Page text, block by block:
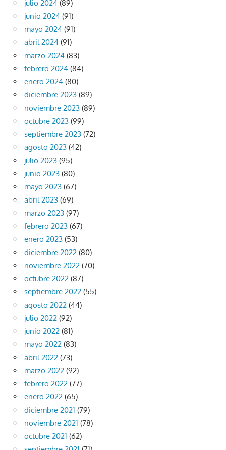
julio 2024 (89)
junio 2024 (91)
mayo 2024 (91)
abril 2024 (91)
marzo 2024 (83)
febrero 2024 (84)
enero 2024 (80)
diciembre 2023 (89)
noviembre 2023 (89)
octubre 2023 (99)
septiembre 2023 (72)
agosto 2023 (42)
julio 2023 (95)
junio 2023 (80)
mayo 2023 (67)
abril 2023 (69)
marzo 2023 (97)
febrero 2023 (67)
enero 2023 (53)
diciembre 2022 (80)
noviembre 2022 (70)
octubre 2022 (87)
septiembre 2022 (55)
agosto 2022 (44)
julio 2022 (92)
junio 2022 (81)
mayo 2022 (83)
abril 2022 (73)
marzo 2022 (92)
febrero 2022 (77)
enero 2022 (65)
diciembre 2021 (79)
noviembre 2021 (78)
octubre 2021 (62)